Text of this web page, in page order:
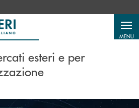
MENU
esteri e per